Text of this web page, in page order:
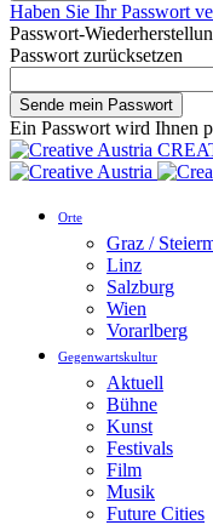
Haben Sie Ihr Passwort
Passwort-
Passwort zurücksetzen
Ein Passwort wird Ihnen
Orte
Graz /
Linz
Salzburg
Wien
Vorarlberg
Gegenwartskultur
Aktuell
Bühne
Kunst
Festivals
Film
Musik
Future Cities